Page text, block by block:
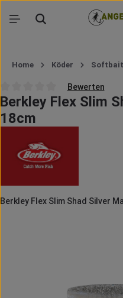
Zum Hauptinhalt springen
Home Köder
Durchschnittliche Bewertung
Bewerten
Berkley Flex Slim
18cm
Berkley Flex Slim Shad Silver